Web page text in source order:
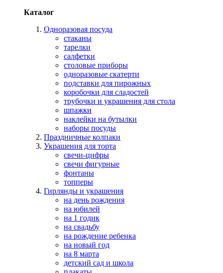
Каталог
Одноразовая посуда
стаканы
тарелки
салфетки
столовые приборы
одноразовые скатерти
подставки для пирожных
коробочки для сладостей
трубочки и украшения для стола
шпажки
наклейки на бутылки
наборы посуды
Праздничные колпаки
Украшения для торта
свечи-цифры
свечи фигурные
фонтаны
топперы
Гирлянды и украшения
на день рождения
на юбилей
на 1 годик
на свадьбу
на рождение ребенка
на новый год
на 8 марта
детский сад и школа